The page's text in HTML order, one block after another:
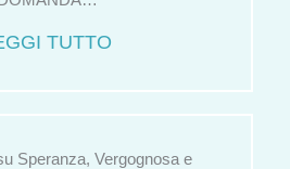
TUTTO
Speranza, Vergognosa e